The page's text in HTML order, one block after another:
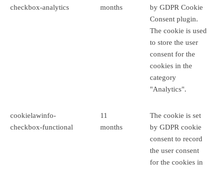
checkbox-analytics
months
by GDPR Cookie
Consent plugin.
The cookie is used
to store the user
consent for the
cookies in the
category
"Analytics".
cookielawinfo-
checkbox-functional
11
months
The cookie is set
by GDPR cookie
consent to record
the user consent
for the cookies in